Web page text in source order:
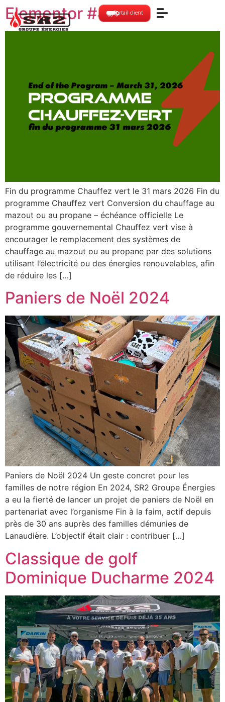
Portail client
Elementor #4294
Fin du programme Chauffez vert le 31 mars 2026 Fin du
programme Chauffez vert Conversion du chauffage au
mazout ou au propane – échéance officielle Le
programme gouvernemental Chauffez vert vise à
encourager le remplacement des systèmes de
chauffage au mazout ou au propane par des solutions
utilisant l’électricité ou des énergies renouvelables, afin
de réduire les […]
Paniers de Noël 2024
Paniers de Noël 2024 Un geste concret pour les
familles de notre région En 2024, SR2 Groupe Énergies
a eu la fierté de lancer un projet de paniers de Noël en
partenariat avec l’organisme Fin à la faim, actif depuis
près de 30 ans auprès des familles démunies de
Lanaudière. L’objectif était clair : contribuer […]
Classique de golf
Dominique Ducharme 2024